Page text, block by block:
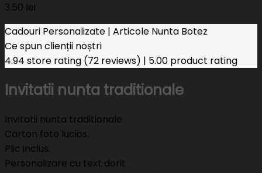
3.50 lei
Cadouri Personalizate | Articole Nunta Botez
Ce spun clienții noștri
4.94 store rating (72 reviews) | 5.00 product rating
Invitatii nunta traditionale
Invitatii nunta traditionale
Carton foto lucios.
Plic inclus.
Personalizare cu text dorit .